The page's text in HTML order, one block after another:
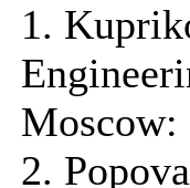
1.
Moscow:
2.